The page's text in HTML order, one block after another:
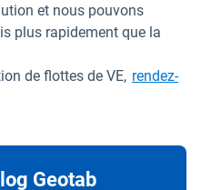
et nous pouvons
plus rapidement que la
de flottes de VE, rendez-
Geotab